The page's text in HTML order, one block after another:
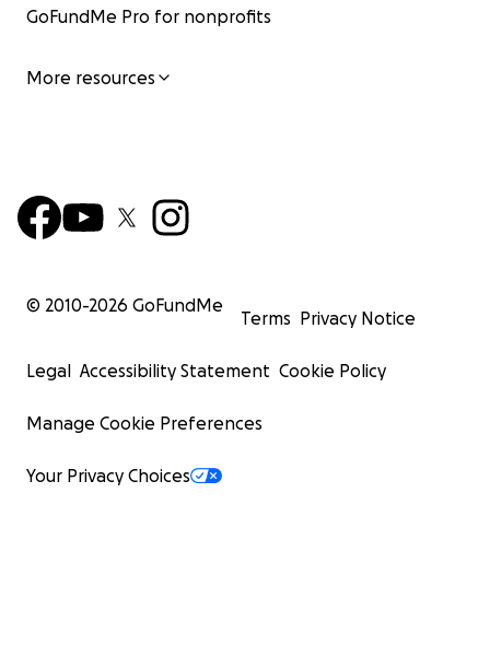
GoFundMe Pro for nonprofits
More resources
© 2010-2026 GoFundMe
Terms Privacy Notice
Legal Accessibility Statement Cookie Policy
Manage Cookie Preferences
Your Privacy Choices